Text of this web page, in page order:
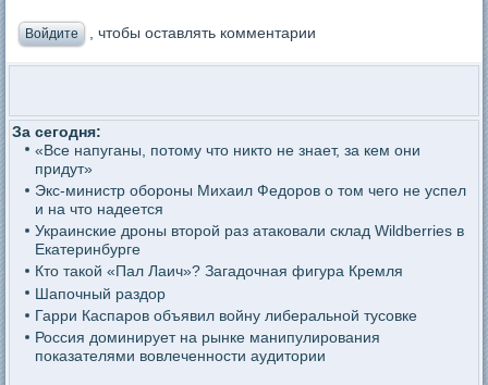
Войдите , чтобы оставлять комментарии
За сегодня:
«Все напуганы, потому что никто не знает, за кем они
придут»
Экс-министр обороны Михаил Федоров о том чего не успел
и на что надеется
Украинские дроны второй раз атаковали склад Wildberries в
Екатеринбурге
Кто такой «Пал Лаич»? Загадочная фигура Кремля
Шапочный раздор
Гарри Каспаров объявил войну либеральной тусовке
Россия доминирует на рынке манипулирования
показателями вовлеченности аудитории